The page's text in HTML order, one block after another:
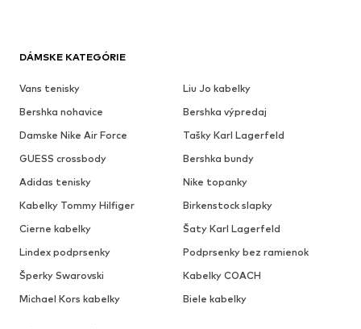
DÁMSKE KATEGÓRIE
Vans tenisky
Liu Jo kabelky
Bershka nohavice
Bershka výpredaj
Damske Nike Air Force
Tašky Karl Lagerfeld
GUESS crossbody
Bershka bundy
Adidas tenisky
Nike topanky
Kabelky Tommy Hilfiger
Birkenstock slapky
Cierne kabelky
Šaty Karl Lagerfeld
Lindex podprsenky
Podprsenky bez ramienok
Šperky Swarovski
Kabelky COACH
Michael Kors kabelky
Biele kabelky